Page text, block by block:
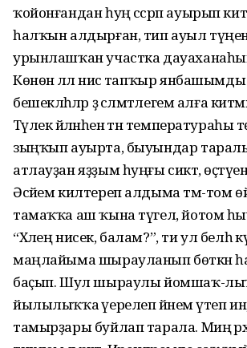
ҡойонғандан һуң сәсрәп ауырып
һалҡын алдырған, тип ауыл
урынлашҡан участка
Көнөнә әллә нисә тапҡыр
бешекләһәләр ҙә сәләмәтлегем алға
Тәүлек әйләнәһенә тән
зыңҡып ауырта, быуындар
атлауҙан яҙҙым һуңғы сиктә,
Әсәйем килтереп алдыма тәм-том
тамаҡҡа аш ҡына түгел, йотом
“Хәлең нисек, балам?”, ти ул белһә
маңлайыма шырауланып бөткән
баҫып. Шул шыраулы йомшаҡ-
йылылыҡҡа әүерелеп йәнемә үтеп
тамырҙары буйлап тарала. Миңә